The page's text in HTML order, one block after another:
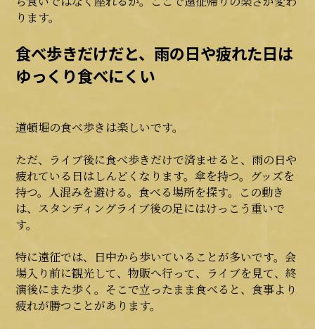
ります。
食べ歩きだけだと、雨の日や疲れた日は
ゆっくり食べにくい
道頓堀の食べ歩きは楽しいです。
ただ、ライブ後に食べ歩きだけで済ませると、雨の日や
疲れている日はしんどくなります。傘を持つ。グッズを
持つ。人混みを避ける。食べる場所を探す。この動き
は、スタンディングライブ後の足にはけっこう重いで
す。
特に遠征では、日中から歩いていることが多いです。会
場入り前に観光して、物販へ行って、ライブを見て、終
演後にまた歩く。そこで立ったまま食べると、食事より
疲れが勝つことがあります。